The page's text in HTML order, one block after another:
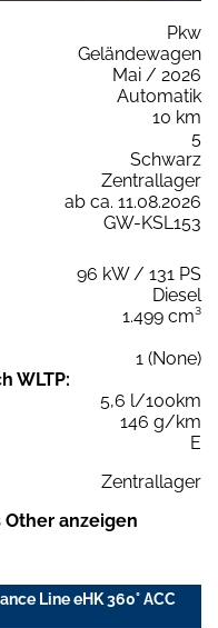
Pkw
Geländewagen
Mai / 2026
Automatik
10 km
5
Schwarz
Zentrallager
ab ca. 11.08.2026
GW-KSL153
96 kW / 131 PS
Diesel
1.499 cm³
1 (None)
WLTP:
5,6 l/100km
146 g/km
E
Zentrallager
Other anzeigen
Line eHK 360° ACC